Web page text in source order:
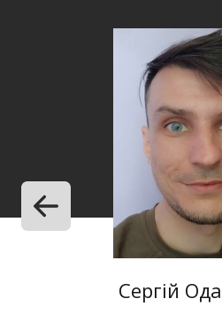
Сергій